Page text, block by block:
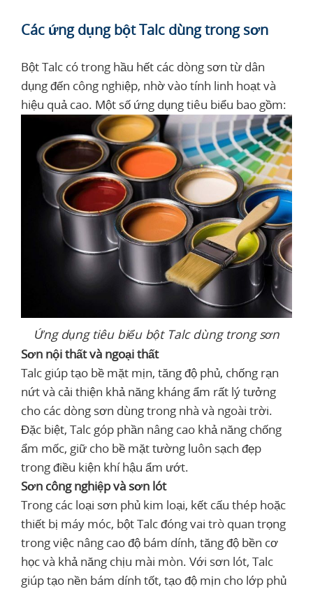
Các ứng dụng bột Talc dùng trong sơn
Bột Talc có trong hầu hết các dòng sơn từ dân
dụng đến công nghiệp, nhờ vào tính linh hoạt và
hiệu quả cao. Một số ứng dụng tiêu biểu bao gồm:
Ứng dụng tiêu biểu bột Talc dùng trong sơn
Sơn nội thất và ngoại thất
Talc giúp tạo bề mặt mịn, tăng độ phủ, chống rạn
nứt và cải thiện khả năng kháng ẩm rất lý tưởng
cho các dòng sơn dùng trong nhà và ngoài trời.
Đặc biệt, Talc góp phần nâng cao khả năng chống
ẩm mốc, giữ cho bề mặt tường luôn sạch đẹp
trong điều kiện khí hậu ẩm ướt.
Sơn công nghiệp và sơn lót
Trong các loại sơn phủ kim loại, kết cấu thép hoặc
thiết bị máy móc, bột Talc đóng vai trò quan trọng
trong việc nâng cao độ bám dính, tăng độ bền cơ
học và khả năng chịu mài mòn. Với sơn lót, Talc
giúp tạo nền bám dính tốt, tạo độ mịn cho lớp phủ